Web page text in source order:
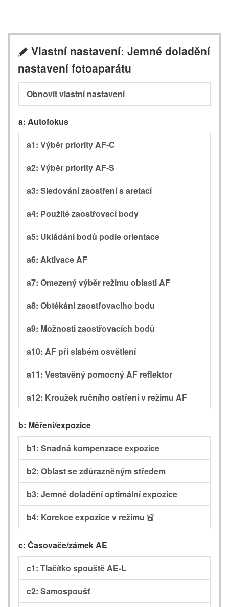
A Vlastní nastavení: Jemné doladění
nastavení fotoaparátu
Obnovit vlastní nastavení
a: Autofokus
a1: Výběr priority AF-C
a2: Výběr priority AF-S
a3: Sledování zaostření s aretací
a4: Použité zaostřovací body
a5: Ukládání bodů podle orientace
a6: Aktivace AF
a7: Omezený výběr režimu oblasti AF
a8: Obtékání zaostřovacího bodu
a9: Možnosti zaostřovacích bodů
a10: AF při slabém osvětlení
a11: Vestavěný pomocný AF reflektor
a12: Kroužek ručního ostření v režimu AF
b: Měření/expozice
b1: Snadná kompenzace expozice
b2: Oblast se zdůrazněným středem
b3: Jemné doladění optimální expozice
b4: Korekce expozice v režimu b
c: Časovače/zámek AE
c1: Tlačítko spouště AE-L
c2: Samospoušť